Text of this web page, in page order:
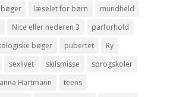
læselet for børn
mundheld
Nice eller nederen 3
parforhold
bøger pubertet
Ry
sexlivet skilsmisse
sprogskoler
Hartmann
teens